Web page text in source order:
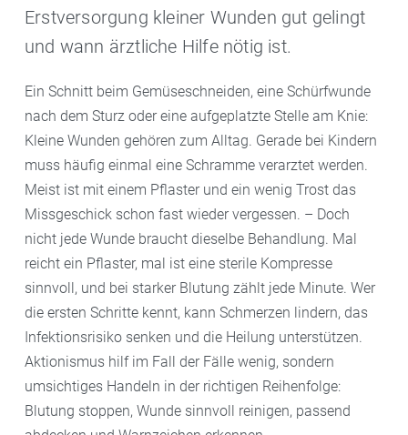
Erstversorgung kleiner Wunden gut gelingt
und wann ärztliche Hilfe nötig ist.
Ein Schnitt beim Gemüseschneiden, eine Schürfwunde
nach dem Sturz oder eine aufgeplatzte Stelle am Knie:
Kleine Wunden gehören zum Alltag. Gerade bei Kindern
muss häufig einmal eine Schramme verarztet werden.
Meist ist mit einem Pflaster und ein wenig Trost das
Missgeschick schon fast wieder vergessen. – Doch
nicht jede Wunde braucht dieselbe Behandlung. Mal
reicht ein Pflaster, mal ist eine sterile Kompresse
sinnvoll, und bei starker Blutung zählt jede Minute. Wer
die ersten Schritte kennt, kann Schmerzen lindern, das
Infektionsrisiko senken und die Heilung unterstützen.
Aktionismus hilf im Fall der Fälle wenig, sondern
umsichtiges Handeln in der richtigen Reihenfolge:
Blutung stoppen, Wunde sinnvoll reinigen, passend